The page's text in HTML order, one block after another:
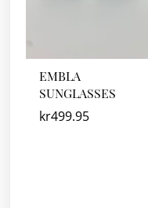
EMBLA
SUNGLASSES
kr499.95